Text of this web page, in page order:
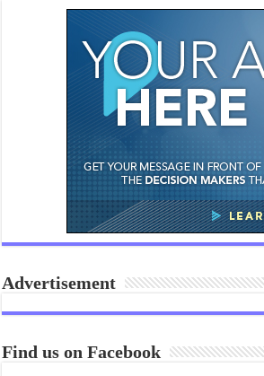
Advertisement
Find us on Facebook